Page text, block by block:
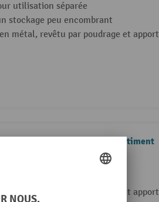
utilisation séparée
stockage peu encombrant
métal, revêtu par poudrage et apport
vêtements et linge, 1 compartiment
les vêtements et le linge
en métal, revêtu par poudrage et apport